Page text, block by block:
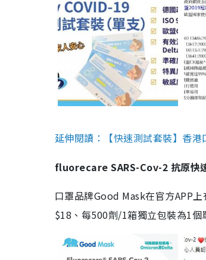
延伸閱讀：【快速測試套裝】香
fluorecare SARS-Cov-2 抗原快
口罩品牌Good Mask在官方APP
$18、每500劑/1箱獨立包裝為1個